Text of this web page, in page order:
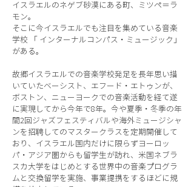
イスラエルのネゲブ砂漠にある町、ミツペ＝ラ
モン。
そこに今イスラエルでも注目を集めている音楽
学校 「 インターナルコンパス・ミュージック」
がある。
故郷イスラエルでの音楽学校発足を長年思い描
いていたベーシスト、エフード・エトゥンが、
ボストン、ニューヨークでの音楽活動を経て遂
に実現してから今年で8年。今や夏季・冬季の年
間2回ジャズフェスティバルや海外ミュージシャ
ンを招聘してのマスタークラスを定期開催して
おり、イスラエル国内だけに限らずヨーロッ
パ・アジア圏からも留学生が訪れ、米国ネブラ
スカ大学をはじめとする世界中の音楽プログラ
ムと交換留学を実施、事業提携をするほどに規